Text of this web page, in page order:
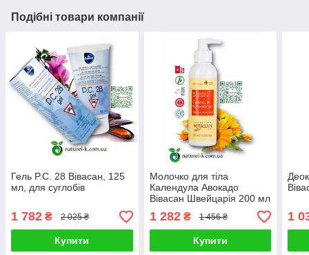
Подібні товари компанії
Гель P.C. 28 Вівасан, 125
мл, для суглобів
1 782 ₴ 2 025 ₴
Купити
Молочко для тіла
Календула Авокадо
Вівасан Швейцарія 200 мл
1 282₴ 1 456 ₴
Купити
1